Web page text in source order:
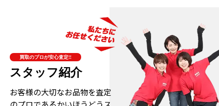
買取のプロが安心査定!!
スタッフ紹介
お客様の大切なお品物を査定